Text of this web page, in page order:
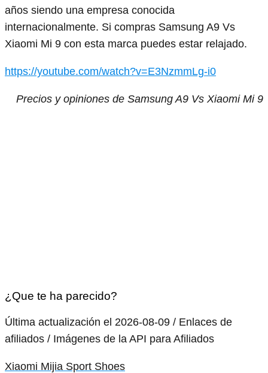
años siendo una empresa conocida
internacionalmente. Si compras Samsung A9 Vs
Xiaomi Mi 9 con esta marca puedes estar relajado.
https://youtube.com/watch?v=E3NzmmLg-i0
Precios y opiniones de Samsung A9 Vs Xiaomi Mi 9
¿Que te ha parecido?
Última actualización el 2026-08-09 / Enlaces de
afiliados / Imágenes de la API para Afiliados
Xiaomi Mijia Sport Shoes